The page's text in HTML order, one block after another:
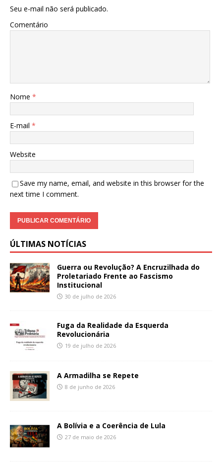
Seu e-mail não será publicado.
Comentário
Nome *
E-mail *
Website
Save my name, email, and website in this browser for the
next time I comment.
ÚLTIMAS NOTÍCIAS
Guerra ou Revolução? A Encruzilhada do
Proletariado Frente ao Fascismo
Institucional
30 de julho de 2026
Fuga da Realidade da Esquerda
Revolucionária
19 de julho de 2026
A Armadilha se Repete
8 de junho de 2026
A Bolívia e a Coerência de Lula
27 de maio de 2026